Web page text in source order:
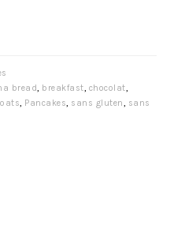
bread, breakfast, chocolat,
oats, Pancakes, sans gluten, sans